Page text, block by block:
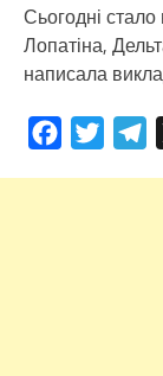
Сьогодні
Лопатіна,
написала
FacebookTwitter